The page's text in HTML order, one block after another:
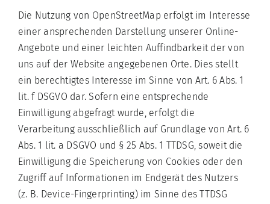
Die Nutzung von OpenStreetMap erfolgt im Interesse
einer ansprechenden Darstellung unserer Online-
Angebote und einer leichten Auffindbarkeit der von
uns auf der Website angegebenen Orte. Dies stellt
ein berechtigtes Interesse im Sinne von Art. 6 Abs. 1
lit. f DSGVO dar. Sofern eine entsprechende
Einwilligung abgefragt wurde, erfolgt die
Verarbeitung ausschließlich auf Grundlage von Art. 6
Abs. 1 lit. a DSGVO und § 25 Abs. 1 TTDSG, soweit die
Einwilligung die Speicherung von Cookies oder den
Zugriff auf Informationen im Endgerät des Nutzers
(z. B. Device-Fingerprinting) im Sinne des TTDSG